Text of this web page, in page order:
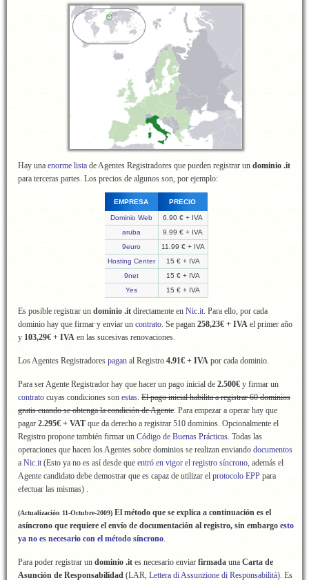
Hay una enorme lista de Agentes Registradores que pueden registrar un dominio .it
para terceras partes. Los precios de algunos son, por ejemplo:
EMPRESA PRECIO
Dominio Web
6.90 € + IVA
aruba
9.99 € + IVA
9euro
11.99 € + IVA
Hosting Center
15 € + IVA
9net
15 € + IVA
Yes
15 € + IVA
Es posible registrar un dominio .it directamente en Nic.it. Para ello, por cada
dominio hay que firmar y enviar un contrato. Se pagan 258,23€ + IVA el primer año
y 103,29€ + IVA en las sucesivas renovaciones.
Los Agentes Registradores pagan al Registro 4.91€ + IVA por cada dominio.
Para ser Agente Registrador hay que hacer un pago inicial de 2.500€ y firmar un
contrato cuyas condiciones son estas. El pago inicial habilita a registrar 60 dominios
gratis cuando se obtenga la condición de Agente. Para empezar a operar hay que
pagar 2.295€ + VAT que da derecho a registrar 510 dominios. Opcionalmente el
Registro propone también firmar un Código de Buenas Prácticas. Todas las
operaciones que hacen los Agentes sobre dominios se realizan enviando documentos
a Nic.it (Esto ya no es así desde que entró en vigor el registro síncrono, además el
Agente candidato debe demostrar que es capaz de utilizar el protocolo EPP para
efectuar las mismas) .
(Actualización 11-Octubre-2009) El método que se explica a continuación es el
asíncrono que requiere el envío de documentación al registro, sin embargo esto
ya no es necesario con el método síncrono.
Para poder registrar un dominio .it es necesario enviar firmada una Carta de
Asunción de Responsabilidad (LAR, Lettera di Assunzione di Responsabilità). Es